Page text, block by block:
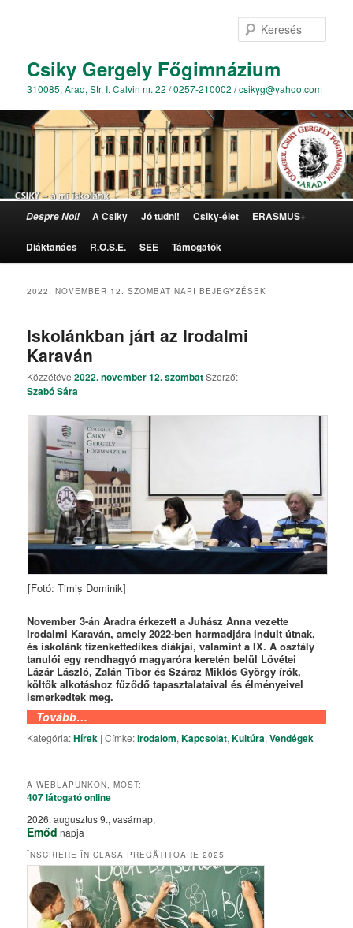
Csiky Gergely Főgimnázium
310085, Arad, Str. I. Calvin nr. 22 / 0257-210002 / csikyg@yahoo.com
Tovább az elsődleges tartalomra
Tovább a másodlagos tartalomra
Despre Noi! A Csiky Jó tudni! Csiky-élet ERASMUS+
Diáktanács R.O.S.E. SEE Támogatók
2022. NOVEMBER 12. SZOMBAT NAPI BEJEGYZÉSEK
Iskolánkban járt az Irodalmi
Karaván
Közzétéve2022. november 12. szombatSzerző:
Szabó Sára
[Fotó: Timiș Dominik]
November 3-án Aradra érkezett a Juhász Anna vezette
Irodalmi Karaván, amely 2022-ben harmadjára indult útnak,
és iskolánk tizenkettedikes diákjai, valamint a IX. A osztály
tanulói egy rendhagyó magyaróra keretén belül Lövétei
Lázár László, Zalán Tibor és Száraz Miklós György írók,
költők alkotáshoz fűződő tapasztalataival és élményeivel
ismerkedtek meg.
Tovább…
Kategória:Hírek |Címke:Irodalom,Kapcsolat,Kultúra,Vendégek
A WEBLAPUNKON, MOST:
407 látogatóonline
2026. augusztus 9., vasárnap,
Emőd napja
ÎNSCRIERE ÎN CLASA PREGĂTITOARE 2025